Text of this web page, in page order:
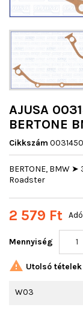
AJUSA
BERTONE
Cikkszám
BERTONE, BMW ➤
Roadster
2 579 Ft
Mennyiség
 Utolsó
W03